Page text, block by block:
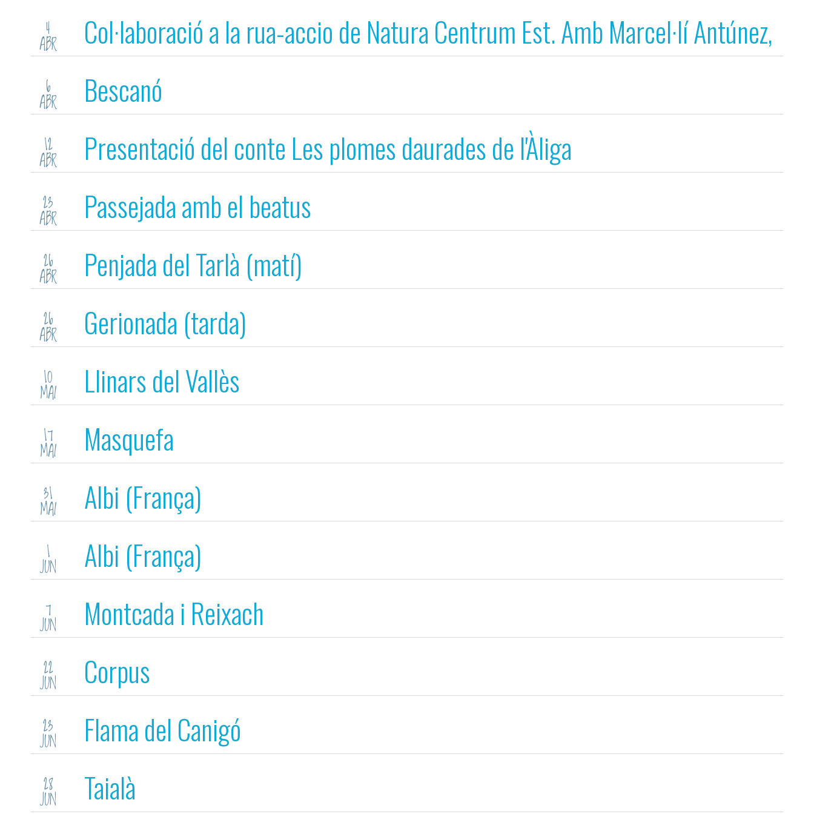
4
ABR
Col·laboració a la rua-accio de Natura Centrum Est. Amb Marcel·lí Antúnez,
Núria Martínez Vernis, la banda musical i els feligresos
6
ABR Bescanó
12
ABR Presentació del conte Les plomes daurades de l'Àliga
23
ABR Passejada amb el beatus
26
ABR Penjada del Tarlà (matí)
26
ABR Gerionada (tarda)
10
MAI Llinars del Vallès
17
MAI Masquefa
31
MAI Albi (França)
1
JUN Albi (França)
7
JUN Montcada i Reixach
22
JUN Corpus
23
JUN Flama del Canigó
28
JUN Taialà